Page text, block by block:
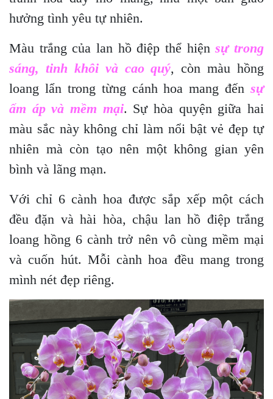
hưởng tình yêu tự nhiên.
Màu trắng của lan hồ điệp thể hiệnsự trong
sáng, tinh khôi và cao quý, còn màu hồng
loang lẩn trong từng cánh hoa mang đến sự
ấm áp và mềm mại. Sự hòa quyện giữa hai
màu sắc này không chỉ làm nổi bật vẻ đẹp tự
nhiên mà còn tạo nên một không gian yên
bình và lãng mạn.
Với chỉ 6 cành hoa được sắp xếp một cách
đều đặn và hài hòa, chậu lan hồ điệp trắng
loang hồng 6 cành trở nên vô cùng mềm mại
và cuốn hút. Mỗi cành hoa đều mang trong
mình nét đẹp riêng.